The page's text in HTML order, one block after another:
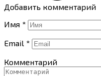
Добавить комментарий
Имя *
Email *
Комментарий